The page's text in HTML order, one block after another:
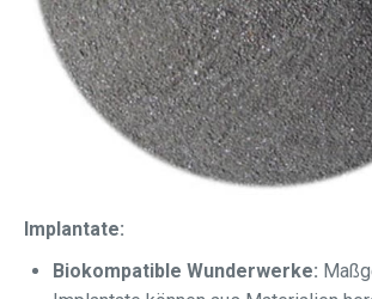
Implantate:
Biokompatible Wunderwerke: